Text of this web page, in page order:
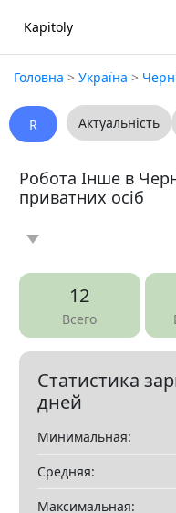
Kapitoly
Головна > Україна >
R Актуальність
Робота Інше в
приватних осіб
Новина 0 Стаття 0
Запитання
Показать все разделы▼
12
Всего
Статистика
дней
Минимальная:
Средняя:
Максимальная: